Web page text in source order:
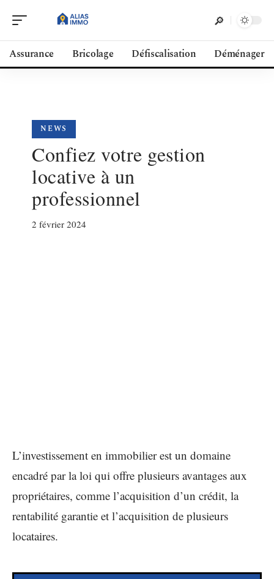
Assurance Bricolage Défiscalisation Déménager
NEWS
Confiez votre gestion
locative à un
professionnel
2 février 2024
L’investissement en immobilier est un domaine
encadré par la loi qui offre plusieurs avantages aux
propriétaires, comme l’acquisition d’un crédit, la
rentabilité garantie et l’acquisition de plusieurs
locataires.